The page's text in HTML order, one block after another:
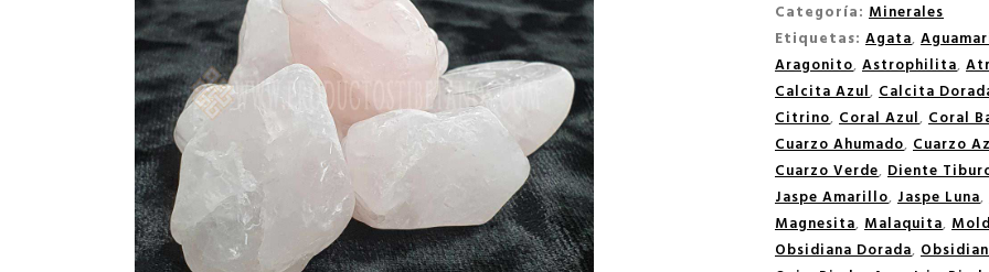
Categoría: Minerales
Etiquetas: Agata,
Aragonito, Astrophilita,
Calcita Azul, Calcita
Citrino, Coral Azul, Coral
Cuarzo Ahumado, Cuarzo
Cuarzo Verde, Diente
Jaspe Amarillo, Jaspe Luna,
Magnesita, Malaquita,
Obsidiana Dorada,